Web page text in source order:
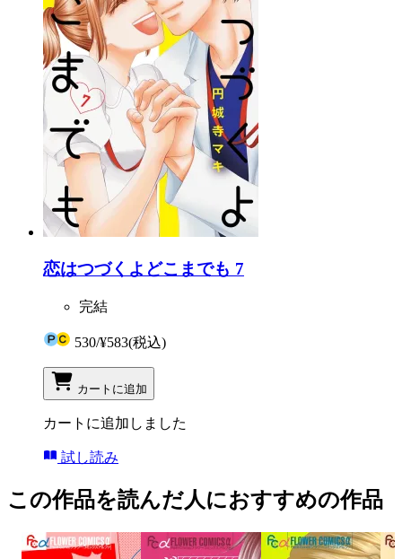
恋はつづくよどこまでも 7
完結
530/¥583(税込)
カートに追加
カートに追加しました
試し読み
この作品を読んだ人におすすめの作品